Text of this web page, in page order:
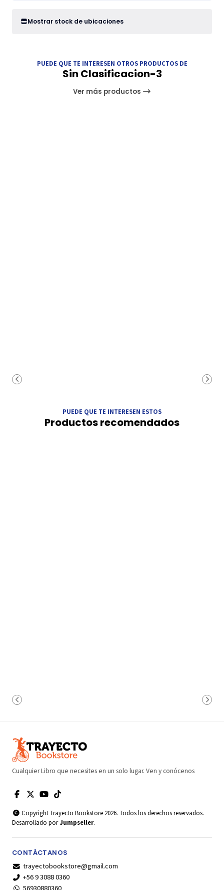
Mostrar stock de ubicaciones
PUEDE QUE TE INTERESEN OTROS PRODUCTOS DE
Sin Clasificacion-3
Ver más productos
PUEDE QUE TE INTERESEN ESTOS
Productos recomendados
Cualquier Libro que necesites en un solo lugar. Ven y conócenos
Copyright Trayecto Bookstore 2026. Todos los derechos reservados.
Desarrollado porJumpseller.
CONTÁCTANOS
trayectobookstore@gmail.com
+56 9 3088 0360
56930880360